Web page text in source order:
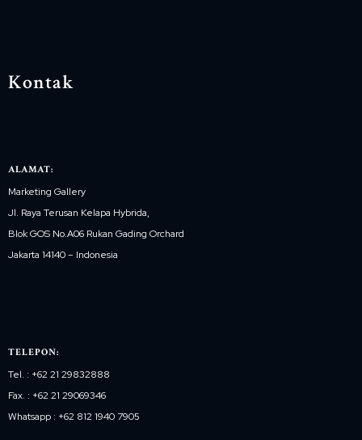
Kontak
ALAMAT:
Marketing Gallery
Jl. Raya Terusan Kelapa Hybrida,
Blok GOS No.A06 Rukan Gading Orchard
Jakarta 14140 – Indonesia
TELEPON:
Tel. : +62 21 29832888
Fax. : +62 21 29069346
Whatsapp : +62 812 1940 7905